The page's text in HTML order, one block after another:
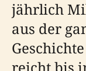
jährlich
aus der
reicht bis